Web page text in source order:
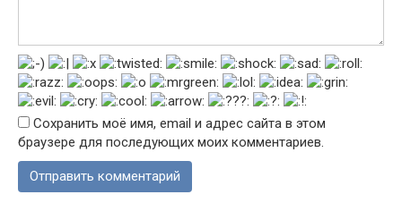
Сохранить моё имя, email и адрес сайта в этом
браузере для последующих моих комментариев.